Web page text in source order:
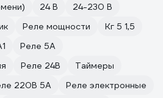
24 В
24-230 В
Реле мощности
Кг 5 1,5
Реле 5А
Реле 24В
Таймеры
220В 5А
Реле электронные